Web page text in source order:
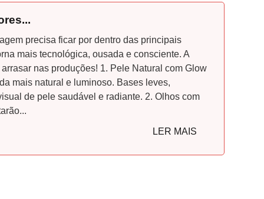
precisa ficar por dentro das principais
mais tecnológica, ousada e consciente. A
nas produções! 1. Pele Natural com Glow
mais natural e luminoso. Bases leves,
de pele saudável e radiante. 2. Olhos com
LER MAIS